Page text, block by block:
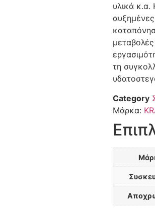
υλικά κ.α.
τη
Category
Μάρκα: